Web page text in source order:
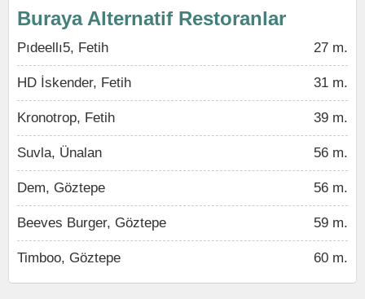
Buraya Alternatif Restoranlar
Pıdeellı5, Fetih 27 m.
HD İskender, Fetih 31 m.
Kronotrop, Fetih 39 m.
Suvla, Ünalan 56 m.
Dem, Göztepe 56 m.
Beeves Burger, Göztepe 59 m.
Timboo, Göztepe 60 m.